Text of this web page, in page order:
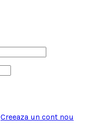
Creeaza un cont nou